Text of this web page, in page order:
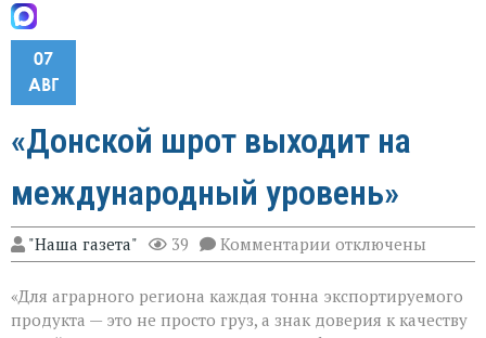
07
АВГ
«Донской шрот выходит на
международный уровень»
"Наша газета" 39 Комментарии к
записи
шрот
выходит
отключены
«Для аграрного региона каждая тонна экспортируемого
продукта — это не просто груз, а знак доверия к качеству